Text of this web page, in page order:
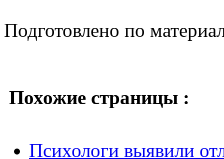
Подготовлено по
Похожие страницы :
Психологи выявили